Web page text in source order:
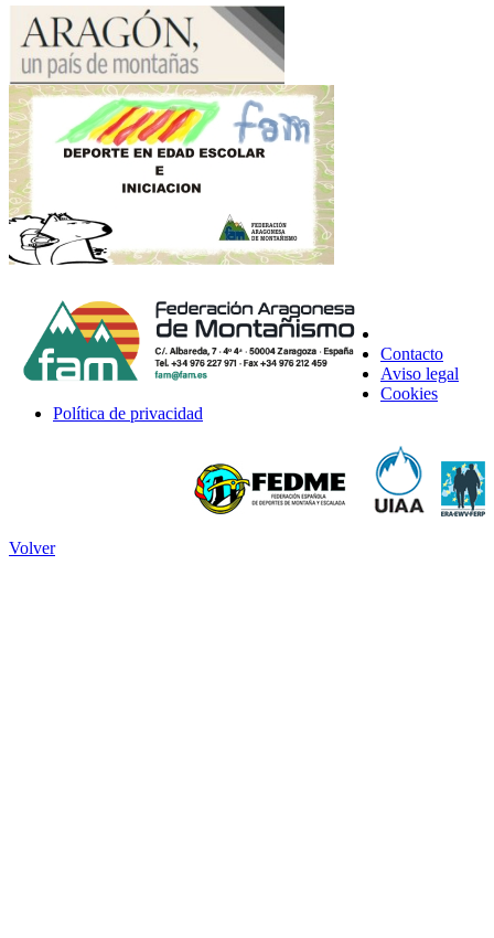
Contacto
Aviso legal
Cookies
Política de privacidad
Volver